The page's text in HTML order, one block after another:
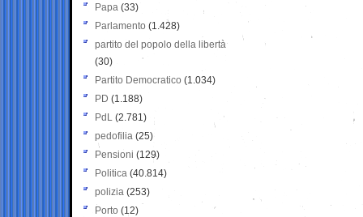
Papa (33)
Parlamento (1.428)
partito del popolo della libertà
(30)
Partito Democratico (1.034)
PD (1.188)
PdL (2.781)
pedofilia (25)
Pensioni (129)
Politica (40.814)
polizia (253)
Porto (12)